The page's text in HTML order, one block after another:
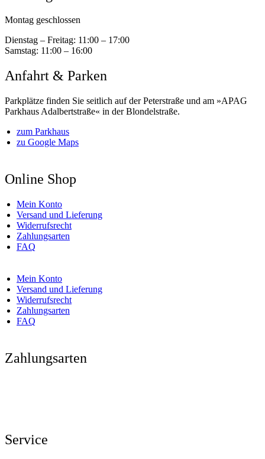
Montag geschlossen
Dienstag – Freitag: 11:00 – 17:00
Samstag: 11:00 – 16:00
Anfahrt & Parken
Parkplätze finden Sie seitlich auf der Peterstraße und am »APAG
Parkhaus Adalbertstraße« in der Blondelstraße.
zum Parkhaus
zu Google Maps
Online Shop
Mein Konto
Versand und Lieferung
Widerrufsrecht
Zahlungsarten
FAQ
Mein Konto
Versand und Lieferung
Widerrufsrecht
Zahlungsarten
FAQ
Zahlungsarten
Service